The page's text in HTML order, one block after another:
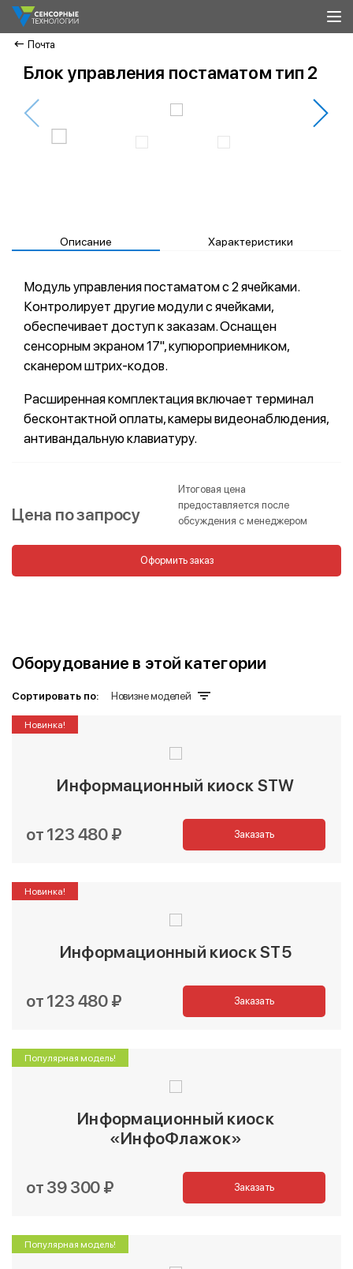
Почта
Блок управления постаматом тип 2
Описание Характеристики
Модуль управления постаматом с 2 ячейками.
Контролирует другие модули с ячейками,
обеспечивает доступ к заказам. Оснащен
сенсорным экраном 17", купюроприемником,
сканером штрих-кодов.
Расширенная комплектация включает терминал
бесконтактной оплаты, камеры видеонаблюдения,
антивандальную клавиатуру.
Цена по запросу
Итоговая цена
предоставляется после
обсуждения с менеджером
Оформить заказ
Оборудование в этой категории
Сортировать по: Новизне моделей
Новинка!
Информационный киоск STW
от 123 480 ₽ Заказать
Новинка!
Информационный киоск ST5
от 123 480 ₽ Заказать
Популярная модель!
Информационный киоск
«ИнфоФлажок»
от 39 300 ₽ Заказать
Популярная модель!